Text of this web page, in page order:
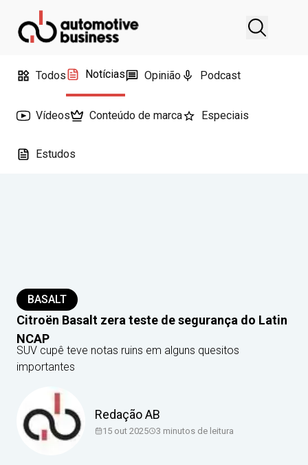
Todos Notícias Opinião Podcast
Vídeos Conteúdo de marca Especiais
Estudos
BASALT
Citroën Basalt zera teste de segurança do Latin
NCAP
SUV cupê teve notas ruins em alguns quesitos
importantes
Redação AB
15 out 2025 3 minutos de leitura